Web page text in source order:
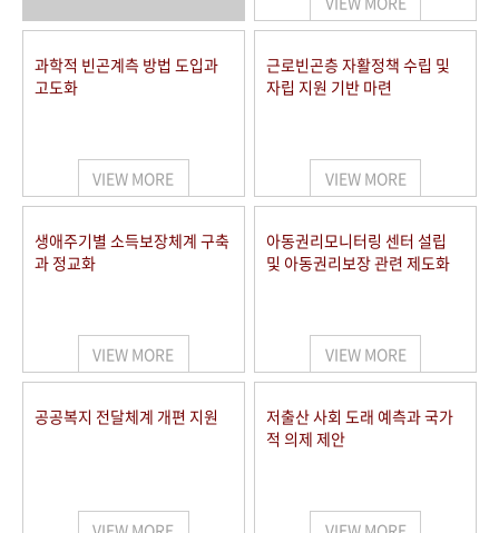
과학적 빈곤계측 방법 도입과
고도화
VIEW MORE
근로빈곤층 자활정책 수립 및
자립 지원 기반 마련
VIEW MORE
생애주기별 소득보장체계 구축
과 정교화
VIEW MORE
아동권리모니터링 센터 설립
및 아동권리보장 관련 제도화
VIEW MORE
공공복지 전달체계 개편 지원
저출산 사회 도래 예측과 국가
적 의제 제안